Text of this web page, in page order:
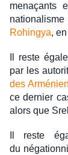
menaçants
Rohingya,
Il reste
par les
des
ce dernier
alors que
Il reste
du